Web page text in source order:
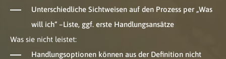
Unterschiedliche Sichtweisen auf den Prozess per „Was
will ich“ –Liste, ggf. erste Handlungsansätze
Was sie nicht leistet:
Handlungsoptionen können aus der Definition nicht